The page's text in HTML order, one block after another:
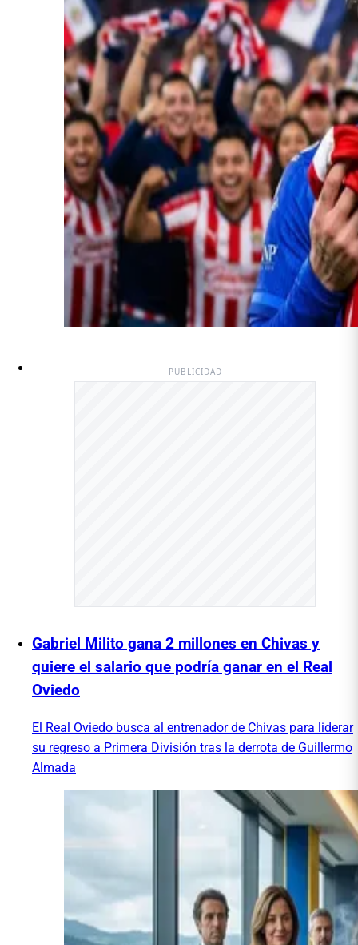
PUBLICIDAD
Gabriel Milito gana 2 millones en Chivas y
quiere el salario que podría ganar en el Real
Oviedo
El Real Oviedo busca al entrenador de Chivas para liderar
su regreso a Primera División tras la derrota de Guillermo
Almada